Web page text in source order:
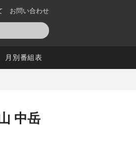
お問い合わせ
月別番組表
中岳